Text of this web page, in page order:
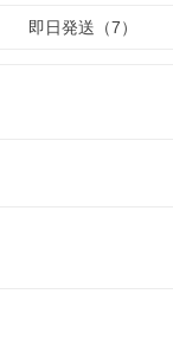
即日発送（7）